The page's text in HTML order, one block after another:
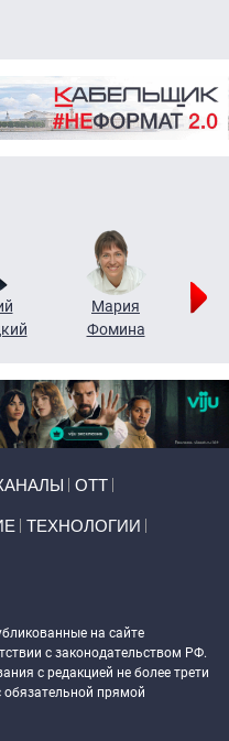
Мария
Фомина
ОТТ
ТЕХНОЛОГИИ
на сайте
с законодательством РФ.
с редакцией не более трети
обязательной прямой